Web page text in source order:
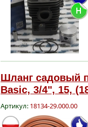
Шланг садовый
Basic, 3/4", 15,
Артикул: 18134-29.000.00